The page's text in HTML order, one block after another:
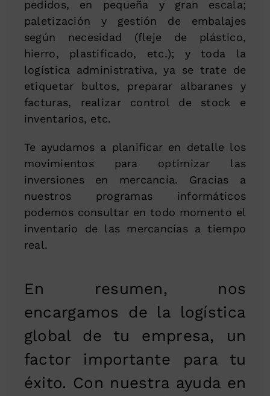
pedidos, en pequeña y gran escala;
paletización y gestión de embalajes
según necesidad (fleje de plástico,
hierro, plastificado, etc.); y toda la
logística administrativa, ya se trate de
etiquetar bultos, preparar albaranes y
facturas, realizar control de stock e
inventarios, etc.
Te ayudamos a planificar en detalle los
movimientos para optimizar las
inversiones en mercancía. Gracias a
nuestros programas informáticos
podemos consultar en todo momento el
inventario de las mercancías a tiempo
real.
En resumen, nos
encargamos de la logística
global de tu empresa, un
factor importante para tu
éxito. Con nuestra ayuda en